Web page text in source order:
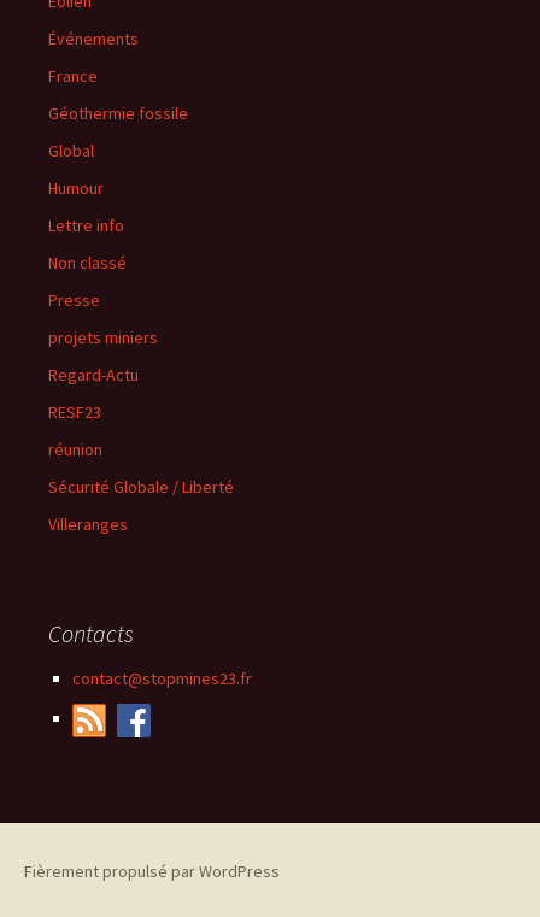
Événements
France
Géothermie fossile
Global
Humour
Lettre info
Non classé
Presse
projets miniers
Regard-Actu
RESF23
réunion
Sécurité Globale / Liberté
Villeranges
Contacts
contact@stopmines23.fr
Fièrement propulsé par WordPress